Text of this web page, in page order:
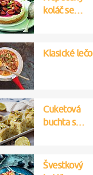
koláč se…
Klasické lečo
Cuketová
buchta s…
Švestkový